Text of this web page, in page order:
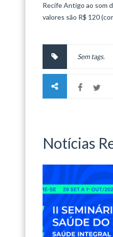
Recife Antigo ao som
valores são R$ 120
Sem tags.
Notícias